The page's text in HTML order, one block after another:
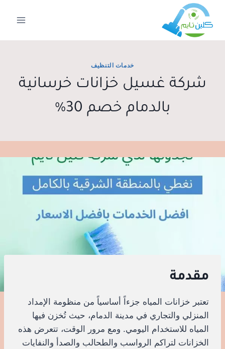
التجاوز
المحتوى
خدمات التنظيف
شركة غسيل خزانات خرسانية
بالدمام خصم 30%
مقدمة
تعتبر خزانات المياه جزءاً أساسياً من منظومة الإمداد
المنزلي والتجاري في مدينة الدمام، حيث تُخزن فيها
المياه للاستخدام اليومي. ومع مرور الوقت، تتعرض هذه
الخزانات لتراكم الرواسب والطحالب والصدأ والنفايات